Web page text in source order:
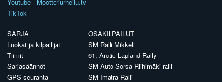
Youtube - Moottoriurheilu.tv
TikTok
SARJA
Luokat ja kilpailijat
Tiimit
Sarjasäännöt
GPS-seuranta
OSAKILPAILUT
SM Ralli Mikkeli
61. Arctic Lapland Rally
SM Auto Sorsa Riihimäki-ralli
SM Imatra Ralli